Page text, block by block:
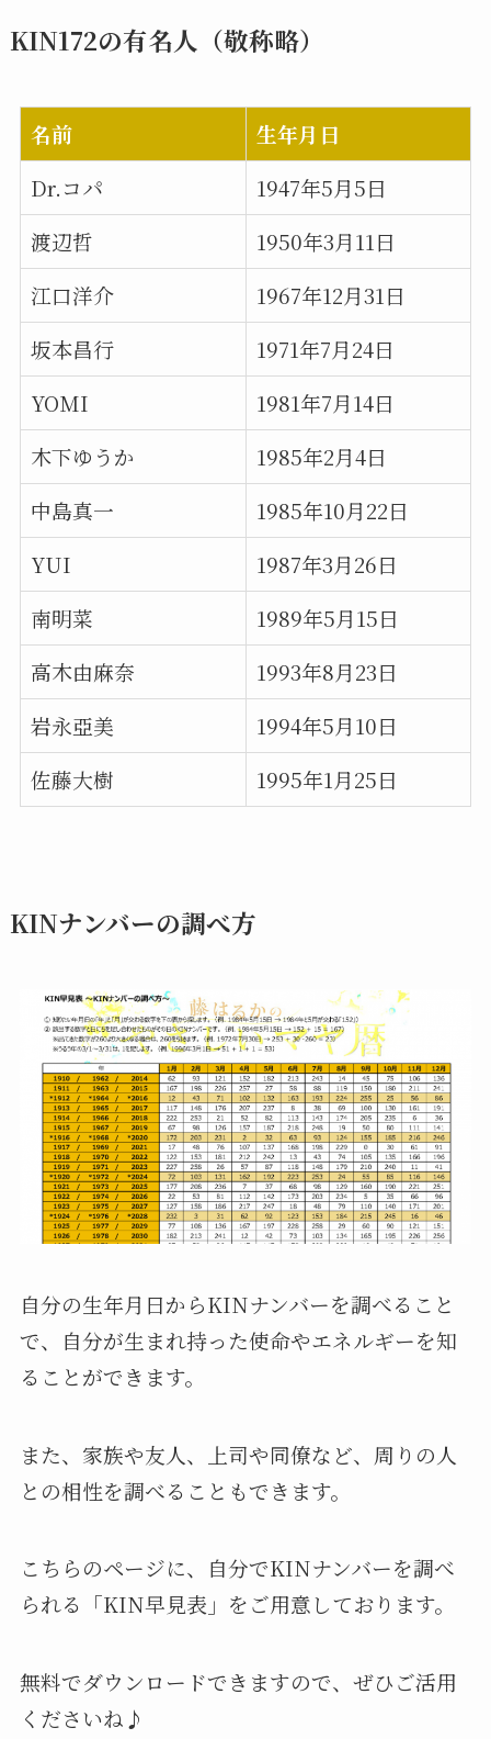
KIN172の有名人（敬称略）
名前
生年月日
Dr.コパ
1947年5月5日
渡辺哲
1950年3月11日
江口洋介
1967年12月31日
坂本昌行
1971年7月24日
YOMI
1981年7月14日
木下ゆうか
1985年2月4日
中島真一
1985年10月22日
YUI
1987年3月26日
南明菜
1989年5月15日
高木由麻奈
1993年8月23日
岩永亞美
1994年5月10日
佐藤大樹
1995年1月25日
KINナンバーの調べ方
自分の生年月日からKINナンバーを調べること
で、自分が生まれ持った使命やエネルギーを知
ることができます。
また、家族や友人、上司や同僚など、周りの人
との相性を調べることもできます。
こちらのページに、自分でKINナンバーを調べ
られる「KIN早見表」をご用意しております。
無料でダウンロードできますので、ぜひご活用
くださいね♪